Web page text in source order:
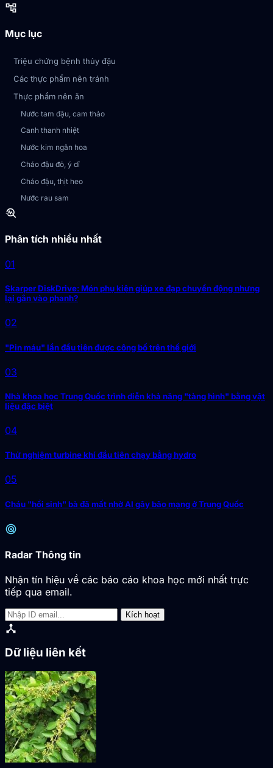
account_tree
Mục lục
Triệu chứng bệnh thủy đậu
Các thực phẩm nên tránh
Thực phẩm nên ăn
Nước tam đậu, cam thảo
Canh thanh nhiệt
Nước kim ngân hoa
Cháo đậu đỏ, ý dĩ
Cháo đậu, thịt heo
Nước rau sam
troubleshoot
Phân tích nhiều nhất
01
Skarper DiskDrive: Món phụ kiện giúp xe đạp chuyển động nhưng
lại gắn vào phanh?
02
"Pin máu" lần đầu tiên được công bố trên thế giới
03
Nhà khoa học Trung Quốc trình diễn khả năng "tàng hình" bằng vật
liệu đặc biệt
04
Thử nghiệm turbine khí đầu tiên chạy bằng hydro
05
Cháu "hồi sinh" bà đã mất nhờ AI gây bão mạng ở Trung Quốc
radar
Radar Thông tin
Nhận tín hiệu về các báo cáo khoa học mới nhất trực
tiếp qua email.
Kích hoạt
device_hub
Dữ liệu liên kết